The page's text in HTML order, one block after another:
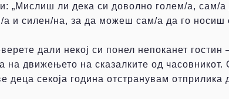
„Мислиш ли дека си доволно голем/а, сам/
а и силен/на, за да можеш сам/а да го носиш
дали некој си понел непоканет
на движењето на сказалките од
деца секоја година отстранувам